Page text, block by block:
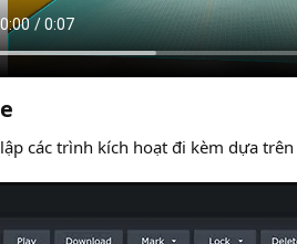
các trình kích hoạt đi kèm dựa